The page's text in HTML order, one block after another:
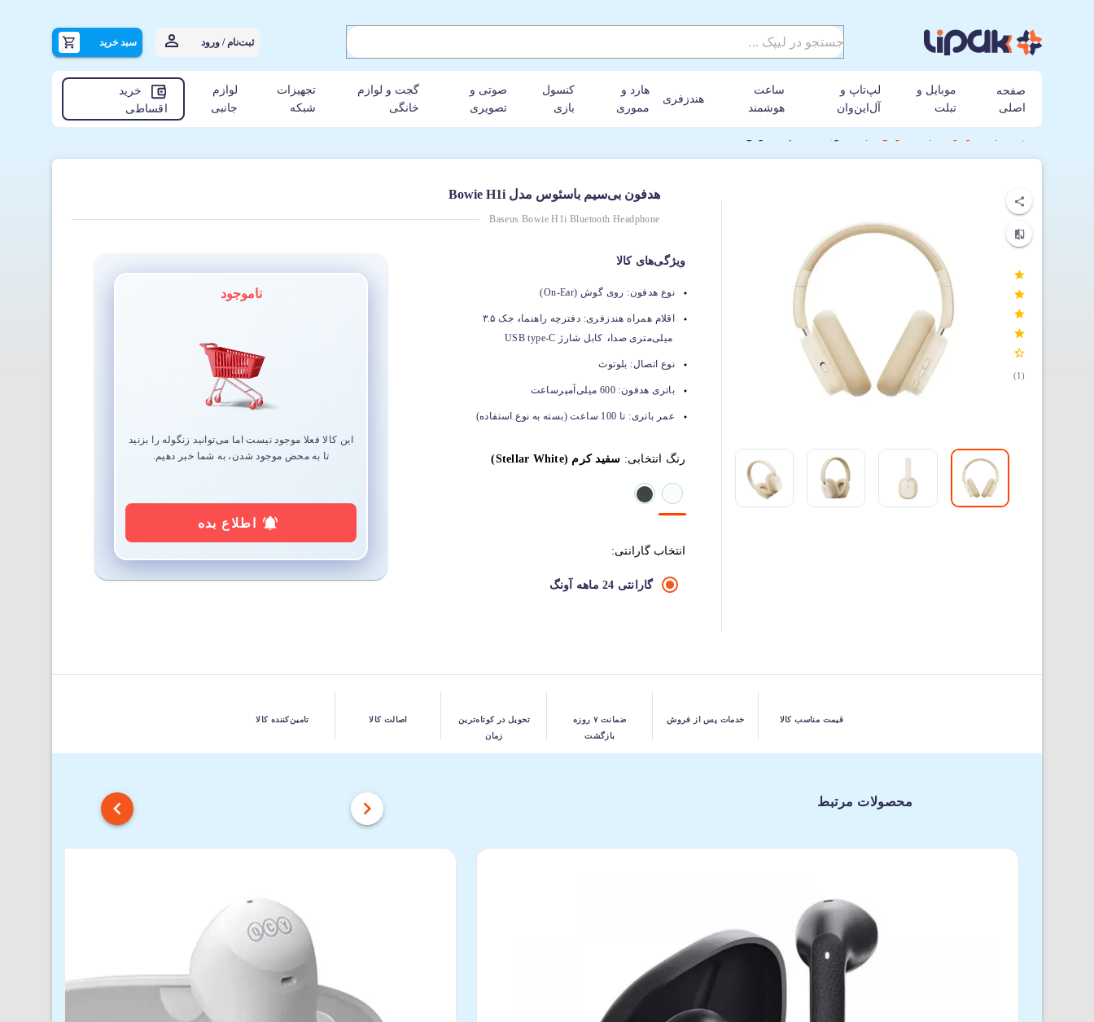
ثبت‌نام / ورود سبد خرید
صفحه
اصلی
موبایل و
تبلت
لپ‌تاپ و
آل‌این‌وان
ساعت
هوشمند
هندزفری
هارد و
مموری
کنسول
بازی
صوتی و
تصویری
گجت و لوازم
خانگی
تجهیزات
شبکه
لوازم
جانبی
خرید
اقساطی
(1)
هدفون بی‌سیم باسئوس مدل Bowie H1i
Baseus Bowie H1i Bluetooth Headphone
ویژگی‌های کالا
نوع هدفون: روی گوش (On-Ear)
اقلام همراه هندزفری: دفترچه راهنما،
جک ۳.۵
میلی‌متری صدا ، کابل شارژ USB type-C
نوع اتصال: بلوتوث
باتری هدفون: 600 میلی‌آمپرساعت
عمر باتری: تا 100 ساعت (بسته به نوع استفاده)
رنگ انتخابی: سفید کرم (Stellar White)
انتخاب گارانتی:
گارانتی 24 ماهه آونگ
ناموجود
این کالا فعلا موجود نیست اما می‌توانید زنگوله را بزنید
تا به محض موجود شدن، به شما خبر دهیم.
اطلاع بده
قیمت مناسب کالا خدمات پس از فروش
ضمانت ۷ روزه
بازگشت
تحویل در کوتاه‌ترین
زمان
اصالت کالا تامین‌کننده کالا
محصولات مرتبط